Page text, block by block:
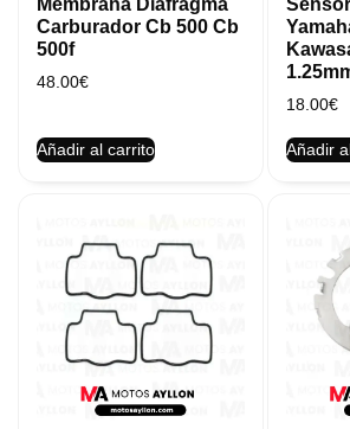
Membrana Diafragma
Carburador Cb 500 Cb
500f
48.00€
Añadir al carrito
18.00€
Añadir